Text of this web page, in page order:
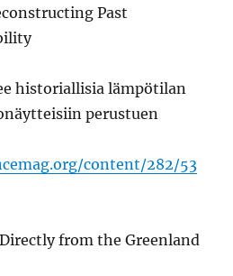
Past
historiallisia lämpötilan
perustuen
content/282/53
from the Greenland